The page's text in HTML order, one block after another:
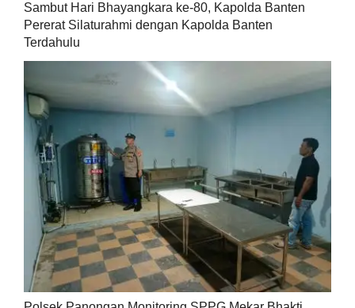
Sambut Hari Bhayangkara ke-80, Kapolda Banten
Pererat Silaturahmi dengan Kapolda Banten
Terdahulu